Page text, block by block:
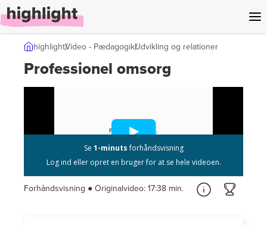
highlightVideo - PædagogikUdvikling og relationer
Professionel omsorg
Forhåndsvisning ● Originalvideo: 17:38 min.